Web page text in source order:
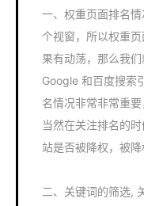
一、权重页面排名
个视窗，所以权重
果有动荡，那么我
Google 和百度搜索
名情况非常非常重要
当然在关注排名的
站是否被降权，被降
二、关键词的筛选,